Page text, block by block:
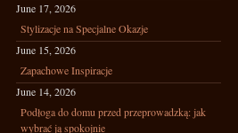
June 17, 2026
Stylizacje na Specjalne Okazje
June 15, 2026
Zapachowe Inspiracje
June 14, 2026
Podłoga do domu przed przeprowadzką: jak
wybrać ją spokojnie